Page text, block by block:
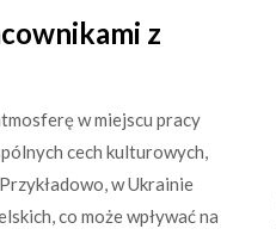
z
w miejscu pracy
cech kulturowych,
w Ukrainie
co może wpływać na